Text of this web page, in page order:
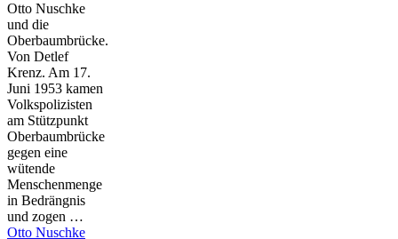
Otto Nuschke
und die
Oberbaumbrücke.
Von Detlef
Krenz. Am 17.
Juni 1953 kamen
Volkspolizisten
am Stützpunkt
Oberbaumbrücke
gegen eine
wütende
Menschenmenge
in Bedrängnis
und zogen …
Otto Nuschke